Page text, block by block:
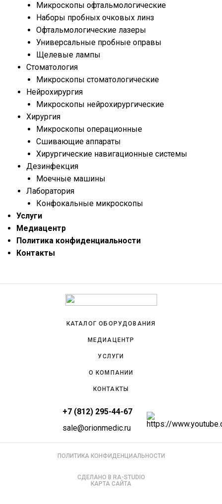
Микроскопы офтальмологические
Наборы пробных очковых линз
Офтальмологические лазеры
Универсальные пробные оправы
Щелевые лампы
Стоматология
Микроскопы стоматологические
Нейрохирургия
Микроскопы нейрохирургические
Хирургия
Микроскопы операционные
Сшивающие аппараты
Хирургические навигационные системы
Дезинфекция
Моечные машины
Лаборатория
Конфокальные микроскопы
Услуги
Медиацентр
Политика конфиденциальности
Контакты
КАТАЛОГ ОБОРУДОВАНИЯ
МЕДИАЦЕНТР
УСЛУГИ
О КОМПАНИИ
КОНТАКТЫ
+7 (812) 295-44-67
sale@orionmedic.ru
ПОЛИТИКА КОНФИДЕНЦИАЛЬНОСТИ
СДЕЛАНО В RA-STUDIO
КАРТА САЙТА